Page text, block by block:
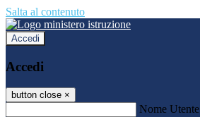
Salta al contenuto
Accedi
Accedi
button close ×
Nome Utente